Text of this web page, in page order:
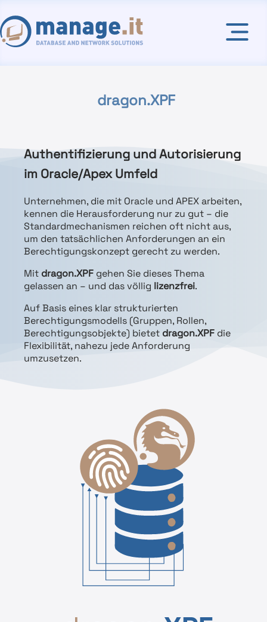
dragon.XPF
Authentifizierung und Autorisierung
im Oracle/Apex Umfeld
Unternehmen, die mit Oracle und APEX arbeiten,
kennen die Herausforderung nur zu gut – die
Standardmechanismen reichen oft nicht aus,
um den tatsächlichen Anforderungen an ein
Berechtigungskonzept gerecht zu werden.
Mit dragon.XPF gehen Sie dieses Thema
gelassen an – und das völlig lizenzfrei.
Auf Basis eines klar strukturierten
Berechtigungsmodells (Gruppen, Rollen,
Berechtigungsobjekte) bietet dragon.XPF die
Flexibilität, nahezu jede Anforderung
umzusetzen.